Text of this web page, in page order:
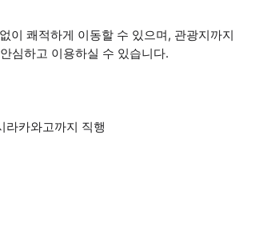
이 쾌적하게 이동할 수 있으며, 관광지까지
심하고 이용하실 수 있습니다.
카와고까지 직행